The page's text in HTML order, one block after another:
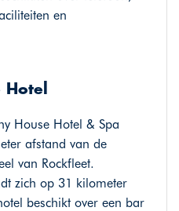
en
House Hotel & Spa
afstand van de
van Rockfleet.
zich op 31 kilometer
beschikt over een bar